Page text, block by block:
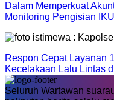
Dalam Memperkuat
Monitoring Pengisian
Respon Cepat Layanan
Kecelakaan Lalu Lintas
Seluruh Wartawan